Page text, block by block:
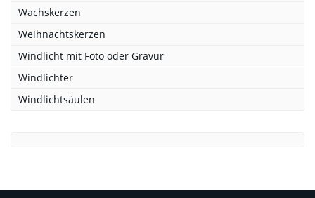
Wachskerzen
Weihnachtskerzen
Windlicht mit Foto oder Gravur
Windlichter
Windlichtsäulen